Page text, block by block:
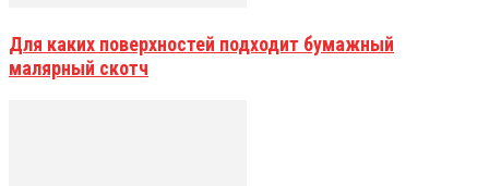
Для каких поверхностей подходит бумажный
малярный скотч